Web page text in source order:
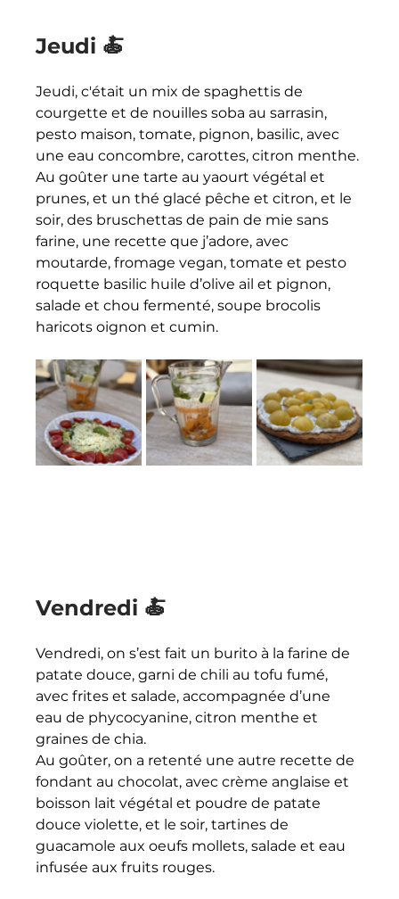
Jeudi 🍝
Jeudi, c'était un mix de spaghettis de
courgette et de nouilles soba au sarrasin,
pesto maison, tomate, pignon, basilic, avec
une eau concombre, carottes, citron menthe.
Au goûter une tarte au yaourt végétal et
prunes, et un thé glacé pêche et citron, et le
soir, des bruschettas de pain de mie sans
farine, une recette que j’adore, avec
moutarde, fromage vegan, tomate et pesto
roquette basilic huile d’olive ail et pignon,
salade et chou fermenté, soupe brocolis
haricots oignon et cumin.
Vendredi 🍝
Vendredi, on s’est fait un burito à la farine de
patate douce, garni de chili au tofu fumé,
avec frites et salade, accompagnée d’une
eau de phycocyanine, citron menthe et
graines de chia.
Au goûter, on a retenté une autre recette de
fondant au chocolat, avec crème anglaise et
boisson lait végétal et poudre de patate
douce violette, et le soir, tartines de
guacamole aux oeufs mollets, salade et eau
infusée aux fruits rouges.